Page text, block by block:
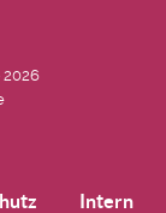
2026
Intern